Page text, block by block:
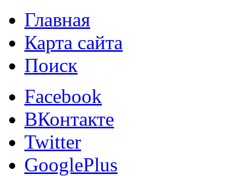
Главная
Карта сайта
Поиск
Facebook
ВКонтакте
Twitter
GooglePlus